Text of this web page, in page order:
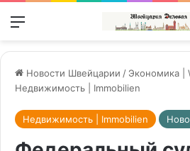
Меню
Новости Швейцарии / Экономика |
Недвижимость | Immobilien
Недвижимость | Immobilien